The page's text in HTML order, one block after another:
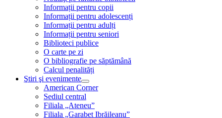
Informații pentru copii
Informații pentru adolescenți
Informații pentru adulți
Informații pentru seniori
Biblioteci publice
O carte pe zi
O bibliografie pe săptămână
Calcul penalități
Ştiri şi evenimente
American Corner
Sediul central
Filiala „Ateneu”
Filiala „Garabet Ibrăileanu”